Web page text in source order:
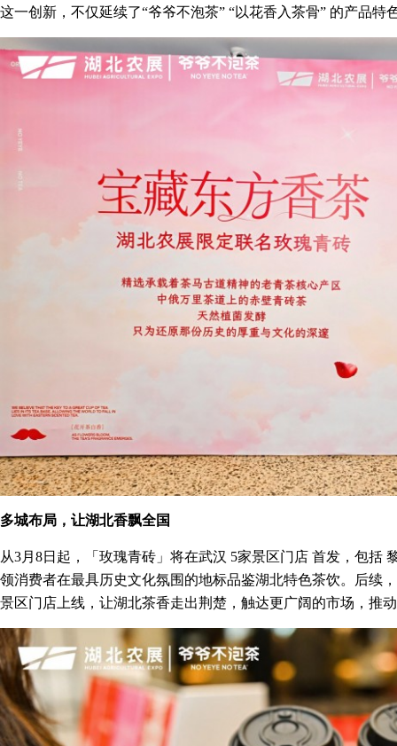
这一创新，不仅延续了“爷爷不泡茶” “以花香入茶骨” 的产品
多城布局，让湖北香飘全国
从3月8日起，「玫瑰青砖」将在武汉 5家景区门店 首发，包括
领消费者在最具历史文化氛围的地标品鉴湖北特色茶饮。后续
景区门店上线，让湖北茶香走出荆楚，触达更广阔的市场，推